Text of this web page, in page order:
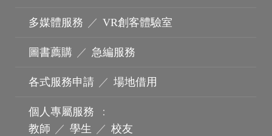
多媒體服務 ／ VR創客體驗室
圖書薦購 ／ 急編服務
各式服務申請 ／ 場地借用
個人專屬服務
：
教師 ／ 學生 ／ 校友